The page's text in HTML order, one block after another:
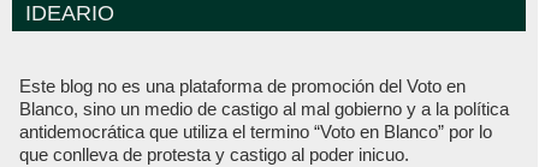
IDEARIO
Este blog no es una plataforma de promoción del Voto en
Blanco, sino un medio de castigo al mal gobierno y a la política
antidemocrática que utiliza el termino “Voto en Blanco” por lo
que conlleva de protesta y castigo al poder inicuo.